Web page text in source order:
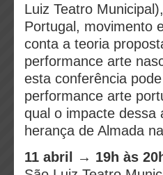
Luiz Teatro
Portugal, movimento
conta a teoria
performance arte
esta conferência
performance arte
qual o impacte dessa
herança de Almada
11 abril → 19h às